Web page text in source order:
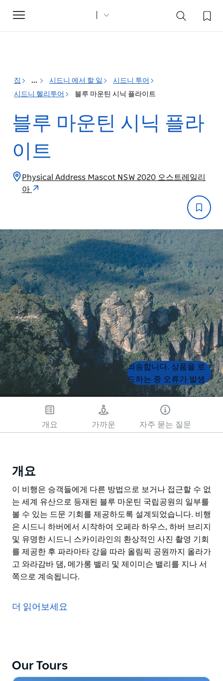
Toggle
navigation
집 ... 시드니 에서 할 일
시드니 투어
시드니 헬리투어
블루 마운틴 시닉 플라이트
블루 마운틴 시닉 플라
이트
Physical Address Mascot NSW 2020 오스트레일리
아
Product
List
Product
List
죄송합니다. 상품을 로
드하는 중 오류가 발생
했습니다. 나중에 다시
시도해 주세요.
개요 가까운 자주 묻는 질문
개요
이 비행은 승객들에게 다른 방법으로 보거나 접근할 수 없
는 세계 유산으로 등재된 블루 마운틴 국립공원의 일부를
볼 수 있는 드문 기회를 제공하도록 설계되었습니다. 비행
은 시드니 하버에서 시작하여 오페라 하우스, 하버 브리지
및 유명한 시드니 스카이라인의 환상적인 사진 촬영 기회
를 제공한 후 파라마타 강을 따라 올림픽 공원까지 올라가
고 와라감바 댐, 메가롱 밸리 및 제이미슨 밸리를 지나 서
쪽으로 계속됩니다.
는 세계 유산으로 등재된 블루 마운틴 국립공원의 일부를
고 와라감바 댐, 메가롱 밸리 및 제이미슨 밸리를 지나 서
쪽으로 계속됩니다.
더 읽어보세요
Our Tours